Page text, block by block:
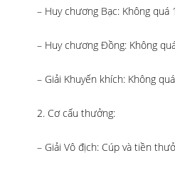
– Huy chương Bạc: Không
– Huy chương Đồng: Không
– Giải Khuyến khích: Không
2. Cơ cấu thưởng:
– Giải Vô địch: Cúp và tiền